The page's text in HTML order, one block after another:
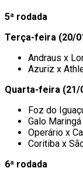
5ª rodada
Terça-feira (20/
Andraus x
Azuriz x
Quarta-feira (21/
Foz do
Galo
Operário x
Coritiba x
6ª rodada